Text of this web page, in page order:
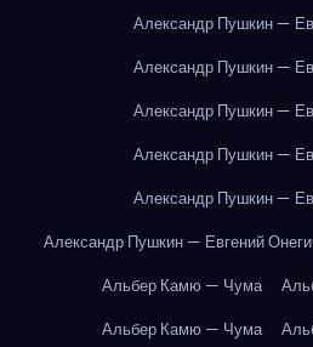
Александр Пушкин —
Александр Пушкин —
Александр Пушкин —
Александр Пушкин —
Александр Пушкин —
Александр Пушкин — Евгений
Альбер Камю — Чума
Альбер Камю — Чума